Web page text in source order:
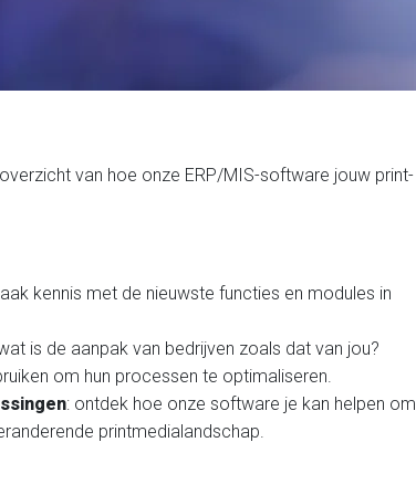
van hoe onze ERP/MIS-software jouw print-
kennis met de nieuwste functies en modules in
is de aanpak van bedrijven zoals dat van jou?
om hun processen te optimaliseren.
: ontdek hoe onze software je kan helpen om
printmedialandschap.